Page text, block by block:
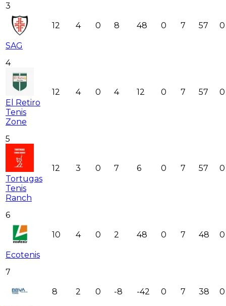
3
SAG
12 4 0 8 48 0 7 57 0
4
El Retiro
Tenis
Zone
12 4 0 4 12 0 7 57 0
5
Tortugas
Tenis
Ranch
12 3 0 7 6 0 7 57 0
6
Ecotenis
10 4 0 2 48 0 7 48 0
7
8 2 0 -8 -42 0 7 38 0